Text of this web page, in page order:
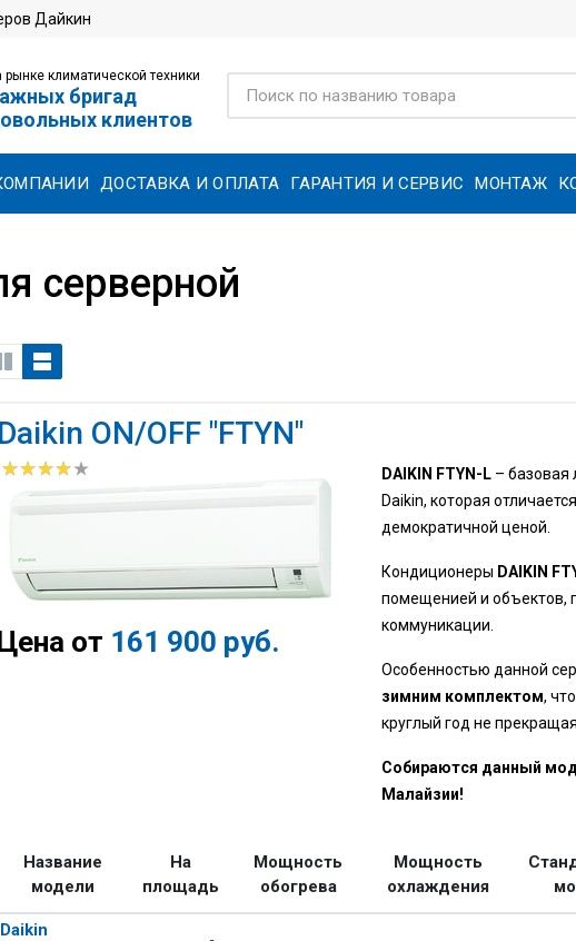
Дайкин
рынке климатической техники
бригад
клиентов
ДОСТАВКА И ОПЛАТА ГАРАНТИЯ И СЕРВИС МОНТАЖ
серверной
Daikin ON/OFF "FTYN"
от 161 900 руб.
DAIKIN FTYN-L – базовая
Daikin, которая
демократичной ценой.
Кондиционеры DAIKIN
помещенией и объектов,
коммуникации.
Особенностью данной
зимним комплектом,
круглый год не
Собираются данный
Малайзии!
Название
модели
На
площадь
Мощность
обогрева
Мощность
охлаждения
Daikin